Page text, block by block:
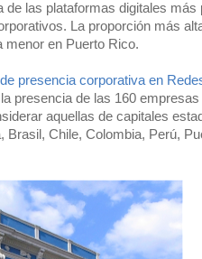
las plataformas digitales más
La proporción más
menor en Puerto Rico.
presencia corporativa en
presencia de las 160
aquellas de capitales
Brasil, Chile, Colombia, Perú,